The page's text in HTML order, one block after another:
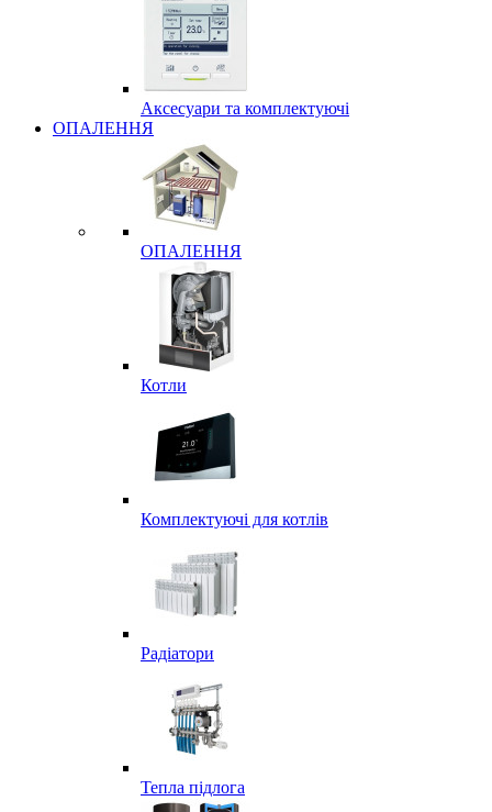
Аксесуари та комплектуючі
ОПАЛЕННЯ
ОПАЛЕННЯ
Котли
Комплектуючі для котлів
Радіатори
Тепла підлога